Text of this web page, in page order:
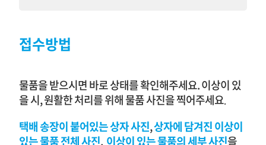
접수방법
물품을 받으시면 바로 상태를 확인해주세요. 이상이 있
을 시, 원활한 처리를 위해 물품 사진을 찍어주세요.
택배 송장이 붙어있는 상자사진,상자에 담겨진 이상이
있는 물품전체사진, 이상이 있는 물품의 세부 사진을